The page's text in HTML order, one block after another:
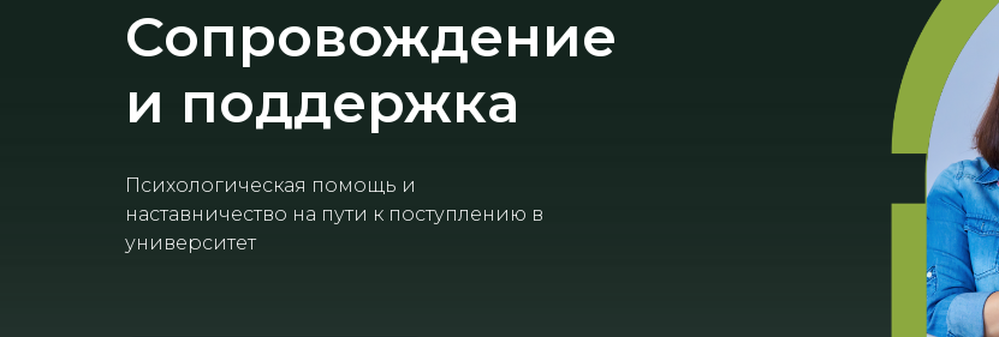
Сопровождение
и поддержка
Психологическая помощь и
наставничество на пути к поступлению в
университет